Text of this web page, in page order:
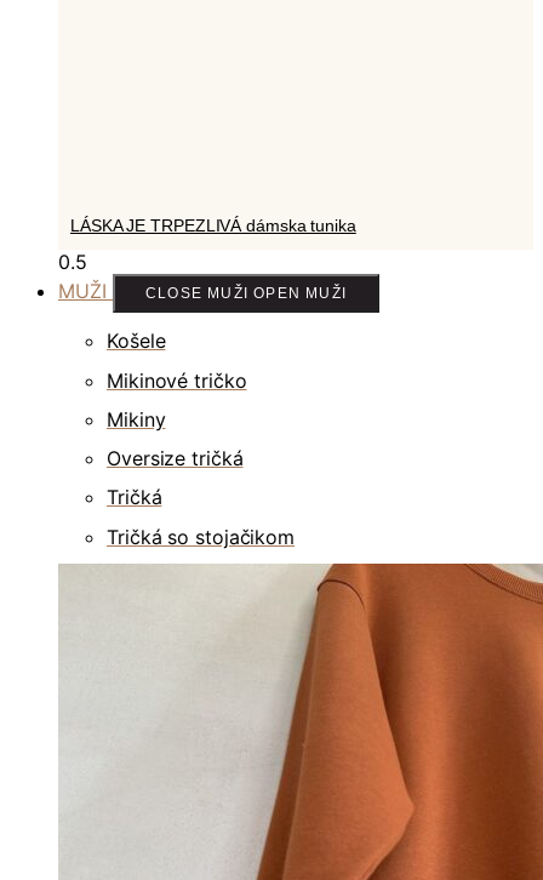
LÁSKA JE TRPEZLIVÁ dámska tunika
MUŽI CLOSE MUŽI OPEN MUŽI
Košele
Mikinové tričko
Mikiny
Oversize tričká
Tričká
Tričká so stojačikom